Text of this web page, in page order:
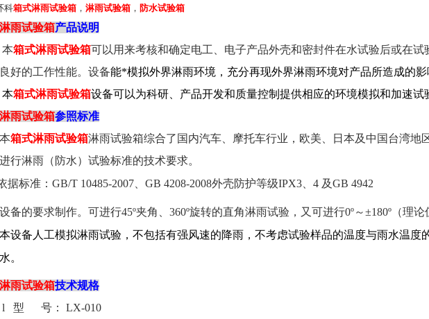
科箱式淋雨试验箱 ， 淋雨试验箱 ， 防水试验箱
雨试验箱产品说明
本箱式淋雨试验箱可以用来考核和确定电工、电子产品外壳和密封件在水试验后或在试
好的工作性能。设备能*模拟外界淋雨环境，充分再现外界淋雨环境对产品所造成的影
本箱式淋雨试验箱设备可以为科研、产品开发和质量控制提供相应的环境模拟和加速试
雨试验箱参照标准
本箱式淋雨试验箱淋雨试验箱综合了国内汽车、摩托车行业，欧美、日本及中国台湾地
行淋雨（防水）试验标准的技术要求。
据标准： GB/T 10485-2007 GB 4208-2008外壳防护等级IPX3 4 及GB 4942
备的要求制作。 可进行45º夹角、 360º旋转的直角淋雨试验，又可进行0º～±180º （理论
本设备人工模拟淋雨试验，不包括有强风速的降雨，不考虑试验样品的温度与雨水温度
。
雨试验箱技术规格
l
型 号：
LX-010